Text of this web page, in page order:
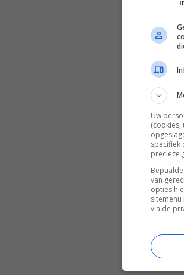
Uw
(cookies,
specifiek
precieze
van
opties
via de